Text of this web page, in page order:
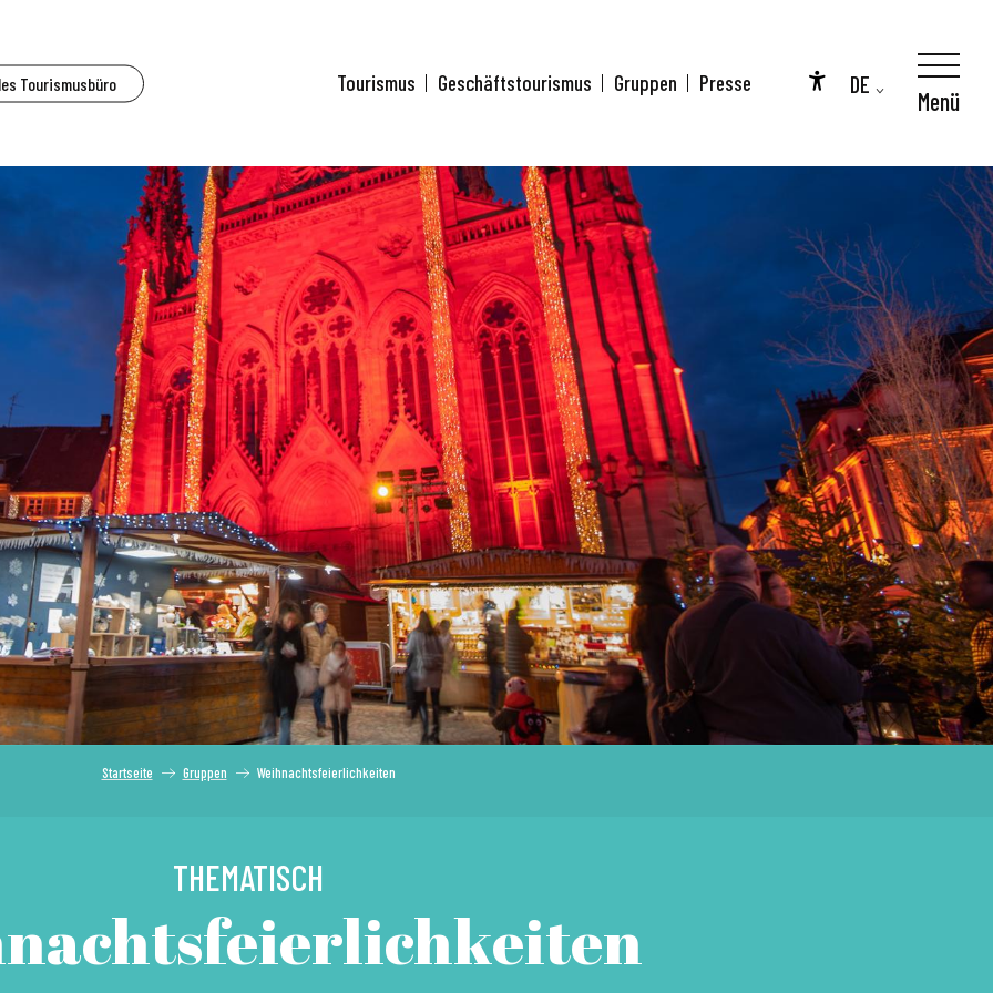
Tourismusbüro
Accessibilité
DE
Tourismus Geschäftstourismus Gruppen Presse
Menü
Startseite Gruppen Weihnachtsfeierlichkeiten
THEMATISCH